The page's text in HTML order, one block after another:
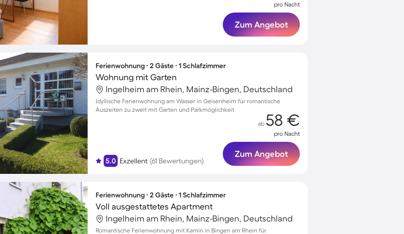
pro Nacht
Zum Angebot
Ferienwohnung ∙ 2 Gäste ∙ 1 Schlafzimmer
Wohnung mit Garten
Ingelheim am Rhein, Mainz-Bingen, Deutschland
Idyllische Ferienwohnung am Wasser in Geisenheim für romantische
Auszeiten zu zweit mit Garten und Parkmöglichkeit
5.0 Exzellent (61 Bewertungen)
ab 58 €
pro Nacht
Zum Angebot
Ferienwohnung ∙ 2 Gäste ∙ 1 Schlafzimmer
Voll ausgestattetes Apartment
Ingelheim am Rhein, Mainz-Bingen, Deutschland
Romantische Ferienwohnung mit Kamin in Bingen am Rhein für